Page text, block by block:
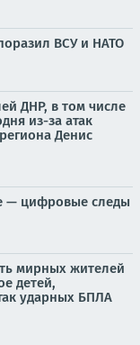
ВСУ и НАТО
ДНР, в том числе
из-за атак
Денис
— цифровые следы
мирных жителей
детей,
ударных БПЛА